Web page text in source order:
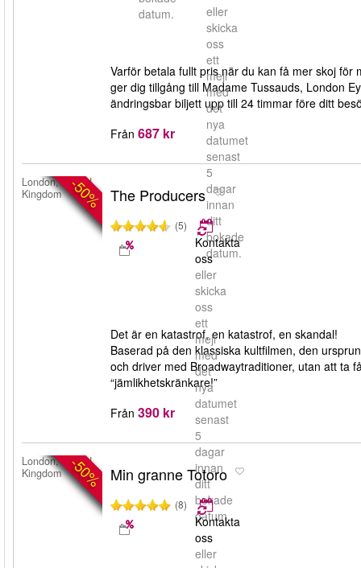
datum.
eller
skicka
oss
ett
mejl
med
det
nya
datumet
senast
5
dagar
innan
ditt
bokade
datum.
Varför betala fullt pris när du kan få mer skoj
ger dig tillgång till Madame Tussauds, London
ändringsbar biljett upp till 24 timmar före ditt
Från 687 kr
-50%
London, United
Kingdom
The Producers
(5)
Kontakta
oss
eller
skicka
oss
ett
mejl
med
det
nya
datumet
senast
5
dagar
innan
ditt
bokade
datum.
Det är en katastrof, en katastrof, en skandal!
Baserad på den klassiska kultfilmen, den
och driver med Broadwaytraditioner, utan att ta
“jämlikhetskränkare!”
Från 390 kr
-50%
London, United
Kingdom
Min granne Totoro
(8)
Kontakta
oss
eller